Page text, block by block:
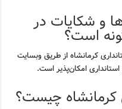
و شکایات در
است؟
کرمانشاه از طریق وبسایت
امکان‌پذیر است.
چیست؟